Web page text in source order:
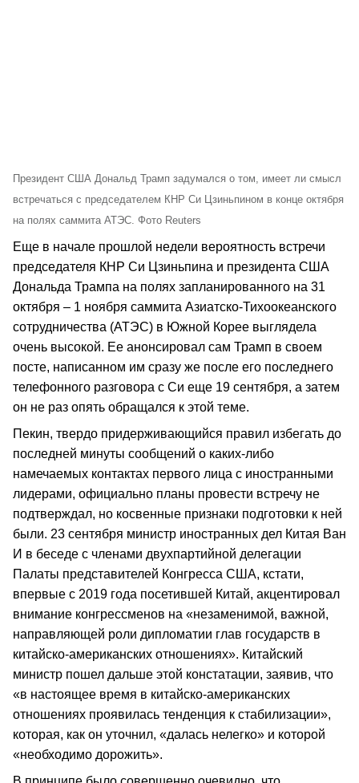
Президент США Дональд Трамп задумался о том, имеет ли смысл
встречаться с председателем КНР Си Цзиньпином в конце октября
на полях саммита АТЭС. Фото Reuters
Еще в начале прошлой недели вероятность встречи
председателя КНР Си Цзиньпина и президента США
Дональда Трампа на полях запланированного на 31
октября – 1 ноября саммита Азиатско-Тихоокеанского
сотрудничества (АТЭС) в Южной Корее выглядела
очень высокой. Ее анонсировал сам Трамп в своем
посте, написанном им сразу же после его последнего
телефонного разговора с Си еще 19 сентября, а затем
он не раз опять обращался к этой теме.
Пекин, твердо придерживающийся правил избегать до
последней минуты сообщений о каких-либо
намечаемых контактах первого лица с иностранными
лидерами, официально планы провести встречу не
подтверждал, но косвенные признаки подготовки к ней
были. 23 сентября министр иностранных дел Китая Ван
И в беседе с членами двухпартийной делегации
Палаты представителей Конгресса США, кстати,
впервые с 2019 года посетившей Китай, акцентировал
внимание конгрессменов на «незаменимой, важной,
направляющей роли дипломатии глав государств в
китайско-американских отношениях». Китайский
министр пошел дальше этой констатации, заявив, что
«в настоящее время в китайско-американских
отношениях проявилась тенденция к стабилизации»,
которая, как он уточнил, «далась нелегко» и которой
«необходимо дорожить».